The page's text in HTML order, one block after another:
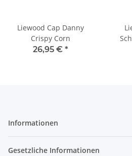
Liewood Cap Danny
Crispy Corn
26,95 € *
Informationen
Gesetzliche Informationen